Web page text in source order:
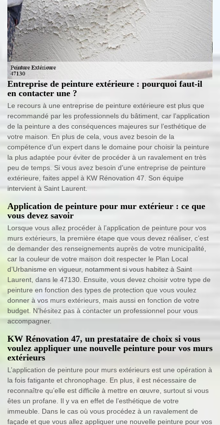
Entreprise de peinture extérieure : pourquoi faut-il
en contacter une ?
Le recours à une entreprise de peinture extérieure est plus que
recommandé par les professionnels du bâtiment, car l’application
de la peinture a des conséquences majeures sur l’esthétique de
votre maison. En plus de cela, vous avez besoin de la
compétence d’un expert dans le domaine pour choisir la peinture
la plus adaptée pour éviter de procéder à un ravalement en très
peu de temps. Si vous avez besoin d’une entreprise de peinture
extérieure, faites appel à KW Rénovation 47. Son équipe
intervient à Saint Laurent.
Application de peinture pour mur extérieur : ce que
vous devez savoir
Lorsque vous allez procéder à l’application de peinture pour vos
murs extérieurs, la première étape que vous devez réaliser, c’est
de demander des renseignements auprès de votre municipalité,
car la couleur de votre maison doit respecter le Plan Local
d’Urbanisme en vigueur, notamment si vous habitez à Saint
Laurent, dans le 47130. Ensuite, vous devez choisir votre type de
peinture en fonction des types de protection que vous voulez
donner à vos murs extérieurs, mais aussi en fonction de votre
budget. N’hésitez pas à contacter un professionnel pour vous
accompagner.
KW Rénovation 47, un prestataire de choix si vous
voulez appliquer une nouvelle peinture pour vos murs
extérieurs
L’application de peinture pour murs extérieurs est une opération à
la fois fatigante et chronophage. En plus, il est nécessaire de
reconnaître qu’elle est difficile à mettre en œuvre, surtout si vous
êtes un profane. Il y va en effet de l’esthétique de votre
immeuble. Dans le cas où vous procédez à un ravalement de
façade et que vous allez appliquer une nouvelle peinture pour vos